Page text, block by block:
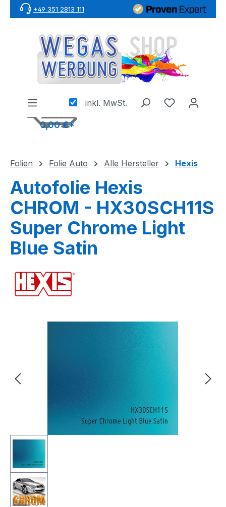
Zum Hauptinhalt springen
+49 351 2813 111
inkl. MwSt.
0,00 €*
Folien Folie Auto Alle Hersteller Hexis
Autofolie Hexis
CHROM - HX30SCH11S
Super Chrome Light
Blue Satin
Bildergalerie überspringen